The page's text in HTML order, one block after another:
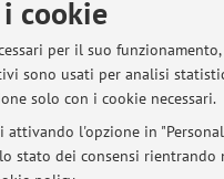
cookie
per il suo
sono usati per analisi
solo con i cookie necessari.
l'opzione in
stato dei consensi